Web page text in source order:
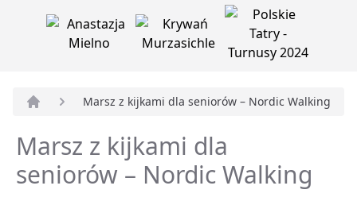
Marsz z kijkami dla seniorów – Nordic Walking
Marsz z kijkami dla
seniorów – Nordic Walking